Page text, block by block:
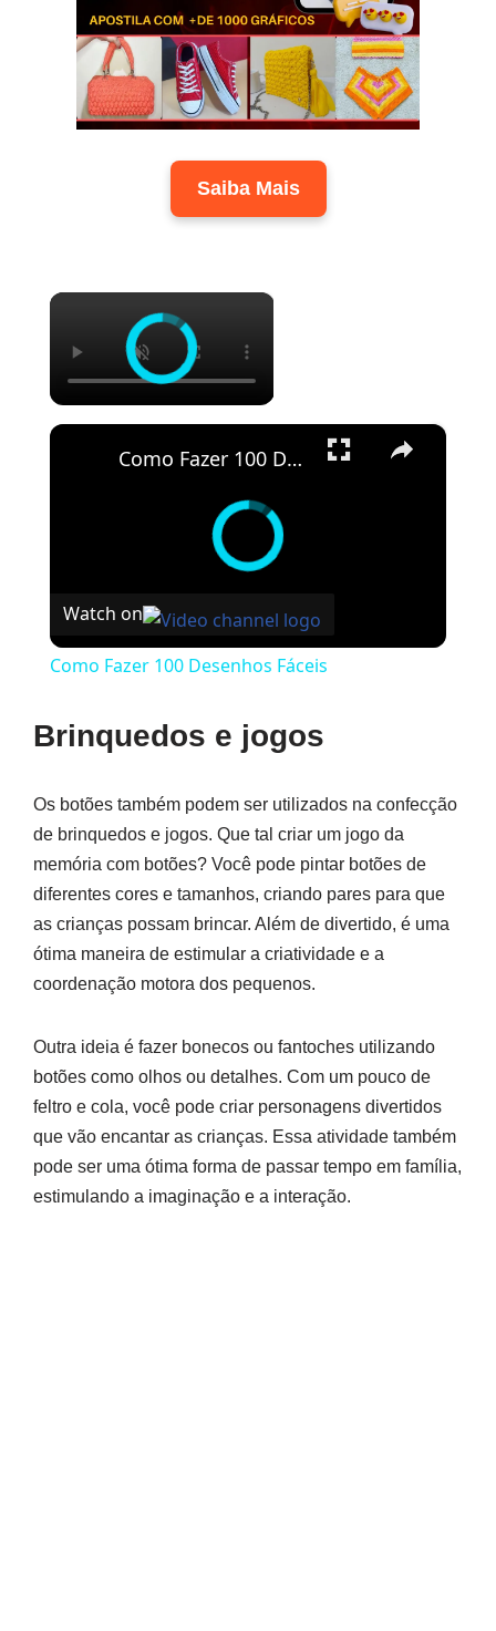
Saiba Mais
×
×
Como Fazer 100 Desenhos Fáceis
Watch on
Como Fazer 100 Desenhos Fáceis
Brinquedos e jogos
Os botões também podem ser utilizados na confecção
de brinquedos e jogos. Que tal criar um jogo da
memória com botões? Você pode pintar botões de
diferentes cores e tamanhos, criando pares para que
as crianças possam brincar. Além de divertido, é uma
ótima maneira de estimular a criatividade e a
coordenação motora dos pequenos.
Outra ideia é fazer bonecos ou fantoches utilizando
botões como olhos ou detalhes. Com um pouco de
feltro e cola, você pode criar personagens divertidos
que vão encantar as crianças. Essa atividade também
pode ser uma ótima forma de passar tempo em família,
estimulando a imaginação e a interação.